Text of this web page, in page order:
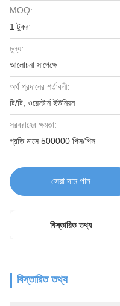
MOQ:
1 টুকরা
মূল্য:
আলোচনা সাপেক্ষে
অর্থ প্রদানের শর্তাবলী:
টি/টি, ওয়েস্টার্ন ইউনিয়ন
সরবরাহের ক্ষমতা:
প্রতি মাসে 500000 পিস/পিস
সেরা দাম পান
বিস্তারিত তথ্য
বিস্তারিত তথ্য